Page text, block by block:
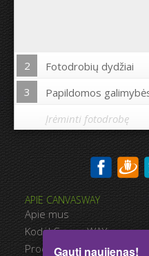
2
Fotodrobių dydžiai
3
Papildomos
Spausdinti
Atstumas
Įrėminti fotodrobę
APIE CANVASWAY
Apie mus
Kodėl CanvasWAY
Produkto Kokybė
Gauti naujienas!